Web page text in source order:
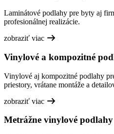
Laminátové podlahy pre byty aj
profesionálnej realizácie.
zobraziť viac
Vinylové a kompozitné
Vinylové aj kompozitné podlahy
priestory, vrátane montáže a
zobraziť viac
Metrážne vinylové podlahy